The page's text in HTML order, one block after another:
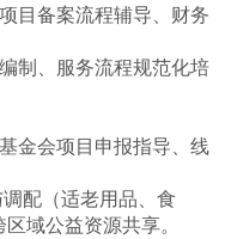
目备案流程辅导、财务
制、服务流程规范化培
金会项目申报指导、线
配（适老用品、食
域公益资源共享。